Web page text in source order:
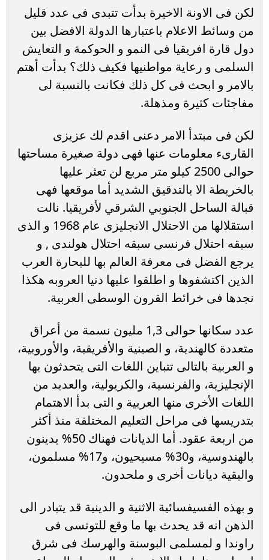
لكن فى الاونة الاخيرة بدأت تتبدى فى عدد قليل
من وسائط الاعلام باعتبارها الدولة الافضل بين
دول قارة افريقيا فى النمو و الحوكمة و التعايش
السلمى و رعاية مواطنيها فكيف ذلك؟ بدأت أهتم
بالامر و ابحث فى كل ذلك فكانت بالنسبة لى
مفاجئات كثيرة ومذهلة.
لكن فى مبتدأ الامر دعنى اقدم لك عزيزى
القارىء معلومات عنها فهى دولة صغيرة مساحتها
حوالى 2500 كيلو متر مربع لن تعثر عليها
بالخريطة الا بالتدقيق الشديد أما موقعها فهى
قبالة الساحل الجنوبي الشرقي لأفريقيا. نالت
استقلالها من الاحتلال الانجليزى عام 1968 و الذى
سبقه احتلال فرنسى سبقه احتلال هولندى , و
يرجع الفضل فى معرفة العالم بها للبحارة العرب
الذين اكتشفوها و اطلقوا عليها دنيا العروبه هكذا
نجدها فى خرائط القرون الوسطى العربية.
عدد سكانها حوالى 1,3 مليون نسمة من أعراق
متعددة كالهندية، و الصينية والأفريقية، والأوروبية،
و العربية بالتالى تتباين اللغات التى يتحدثون بها
الإنجليزية، والفرنسية، والكريولية، والعديد من
اللغات الأخرى منها العربية و التى بدأ الاهتمام
بتدريسها فى مراحل التعليم المختلفة منذ أكثر
من اربعة عقود. أما الديانات فهناك 50% يدينون
بالهندوسية، و30% مسيحيون، و17% مسلمون،
والبقية ديانات أخرى و ملحدون.
و بهذه الفسيفسائية الاثنية و الدينية قد يتبادر الى
الذهن انه قد يحدث بها ما وقع للتوتسى فى
راوندا و لمسلمى البوسنة والهرسك فى شرق